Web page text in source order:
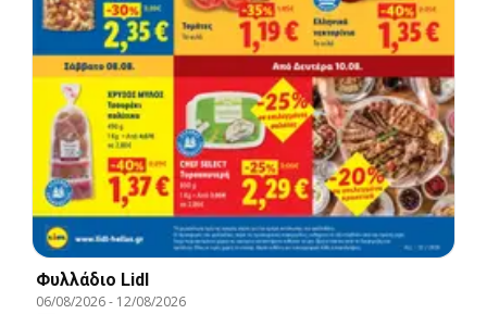
Φυλλάδιο Lidl
06/08/2026- 12/08/2026